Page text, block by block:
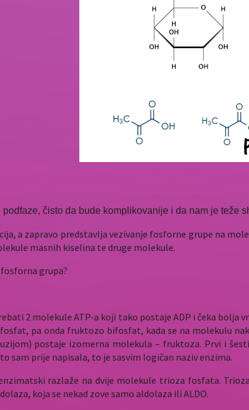
čisto da bude komplikovanije i da nam je teže
a zapravo predstavlja vezivanje fosforne grupe na
masnih kiselina te druge molekule.
grupa?
2 molekule ATP-a koji tako postaje ADP i čeka bolja
pa onda fruktozo bifosfat, kada se na molekulu
postaje izomerna molekula – fruktoza. Prvi i
sam prije napisala, to je sasvim logičan naziv enzima.
razlaže na dvije molekule trioza fosfata.
koja se nekad zove samo aldolaza ili ALDO.